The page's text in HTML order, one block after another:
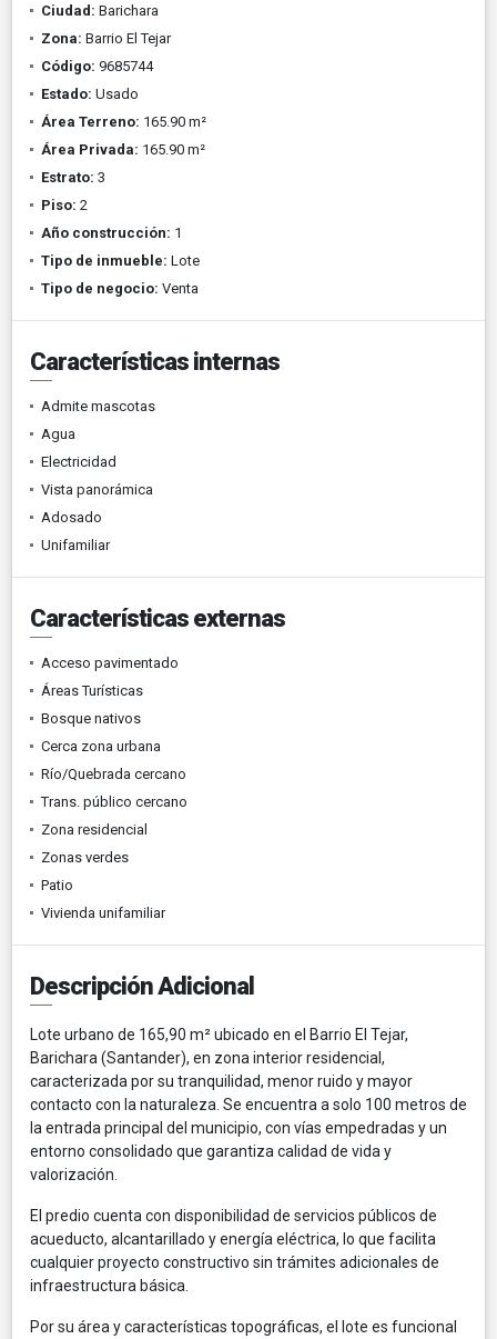
Ciudad: Barichara
Zona: Barrio El Tejar
Código: 9685744
Estado: Usado
Área Terreno: 165.90 m²
Área Privada: 165.90 m²
Estrato: 3
Piso: 2
Año construcción: 1
Tipo de inmueble: Lote
Tipo de negocio: Venta
Características internas
Admite mascotas
Agua
Electricidad
Vista panorámica
Adosado
Unifamiliar
Características externas
Acceso pavimentado
Áreas Turísticas
Bosque nativos
Cerca zona urbana
Río/Quebrada cercano
Trans. público cercano
Zona residencial
Zonas verdes
Patio
Vivienda unifamiliar
Descripción Adicional
Lote urbano de 165,90 m² ubicado en el Barrio El Tejar,
Barichara (Santander), en zona interior residencial,
caracterizada por su tranquilidad, menor ruido y mayor
contacto con la naturaleza. Se encuentra a solo 100 metros de
la entrada principal del municipio, con vías empedradas y un
entorno consolidado que garantiza calidad de vida y
valorización.
El predio cuenta con disponibilidad de servicios públicos de
acueducto, alcantarillado y energía eléctrica, lo que facilita
cualquier proyecto constructivo sin trámites adicionales de
infraestructura básica.
Por su área y características topográficas, el lote es funcional